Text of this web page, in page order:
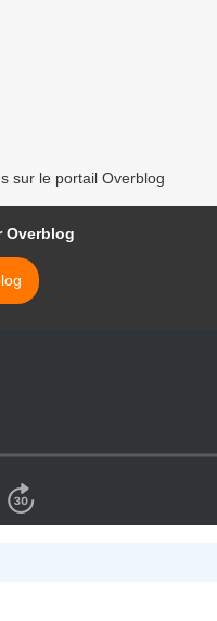
sur le portail Overblog
Overblog